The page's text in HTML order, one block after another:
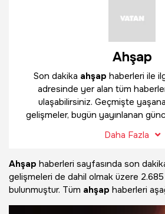
Ahşap
Son dakika ahşap haberleri ile
adresinde yer alan tüm
ulaşabilirsiniz. Geçmişte
gelişmeler, bugün yayınlanan
Daha Fazla
Ahşap haberleri sayfasında son
gelişmeleri de dahil olmak üzere
bulunmuştur. Tüm ahşap haberleri